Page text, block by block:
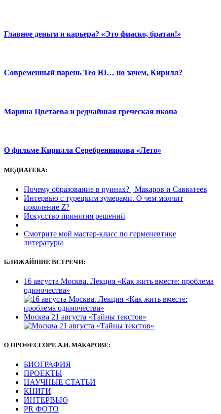
Главное деньги и карьера? «Это фиаско, братан!»
Современный парень Тео Ю… но зачем, Кирилл?
Марина Цветаева и редчайшая греческая икона
О фильме Кирилла Серебренникова «Лето»
МЕДИАТЕКА:
Почему образование в руинах? | Макаров и Савватеев
Интервью с турецким зумерами. О чем молчит
поколение Z?
Искусство принятия решений
Смотрите мой мастер-класс по герменевтике
литературы
БЛИЖАЙШИЕ ВСТРЕЧИ:
16 августа Москва. Лекция «Как жить вместе: проблема
одиночества»
Москва 21 августа «Тайны текстов»
О ПРОФЕССОРЕ А.И. МАКАРОВЕ:
БИОГРАФИЯ
ПРОЕКТЫ
НАУЧНЫЕ СТАТЬИ
КНИГИ
ИНТЕРВЬЮ
PR ФОТО